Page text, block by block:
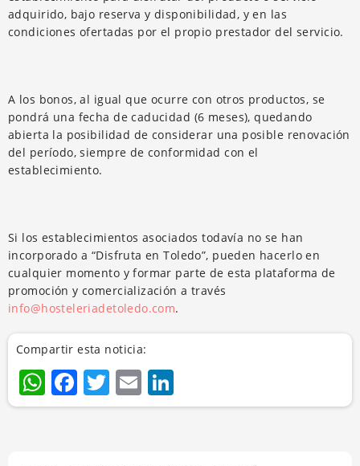
adquirido, bajo reserva y disponibilidad, y en las
condiciones ofertadas por el propio prestador del servicio.
A los bonos, al igual que ocurre con otros productos, se
pondrá una fecha de caducidad (6 meses), quedando
abierta la posibilidad de considerar una posible renovación
del período, siempre de conformidad con el
establecimiento.
Si los establecimientos asociados todavía no se han
incorporado a “Disfruta en Toledo”, pueden hacerlo en
cualquier momento y formar parte de esta plataforma de
promoción y comercialización a través
info@hosteleriadetoledo.com.
Compartir esta noticia:
WhatsApp
Facebook
Twitter
Email